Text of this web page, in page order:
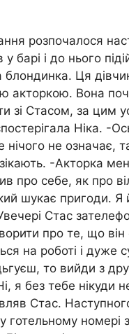
розпочалося
у барі і до нього
блондинка. Ця
акторкою. Вона
зі Стасом, за цим
Ніка. -
не означає,
-Акторка
про себе, як про
шукає пригоди.
Стас
про те, що він
на роботі і дуже
то вийди з
я без тебе нікуди
Стас.
готельному номері